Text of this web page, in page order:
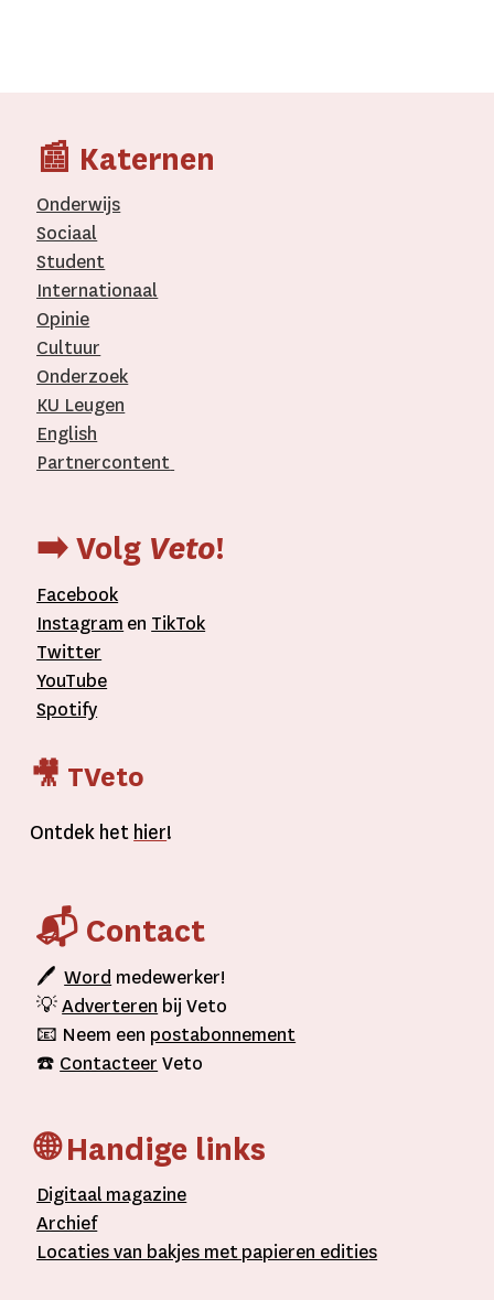
📰 Katernen
Onderwijs
Sociaal
Student
Internationaal­
Opinie
Cultuur
Onderzoek
KU Leugen
English
Partnercontent
➡️ Volg Veto!
Facebook
Instagram en TikTok
Twitter
YouTube
Spotify
🎥 TVeto
Ontdek het hier!
📬 Contact
🖊Word medewerker!
💡Adverteren bij Veto
📧 Neem een postabonnement
☎️ Contacteer Veto
🌐 Handige links
Digitaal magazine
Archief
Locaties van bakjes metpapieren edities